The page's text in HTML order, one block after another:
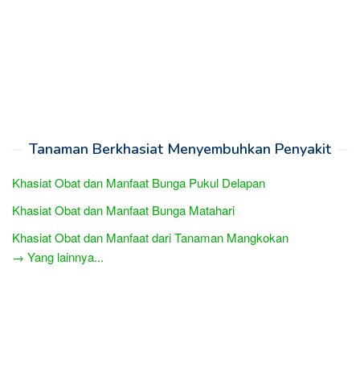
Tanaman Berkhasiat Menyembuhkan Penyakit
Khasiat Obat dan Manfaat Bunga Pukul Delapan
Khasiat Obat dan Manfaat Bunga Matahari
Khasiat Obat dan Manfaat dari Tanaman Mangkokan
→ Yang lainnya...